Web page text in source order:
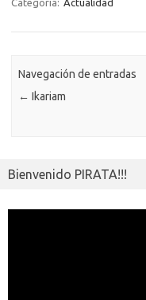
m
ti
Categoría: Actualidad
Navegación de entradas
← Ikariam
Bienvenido PIRATA!!!